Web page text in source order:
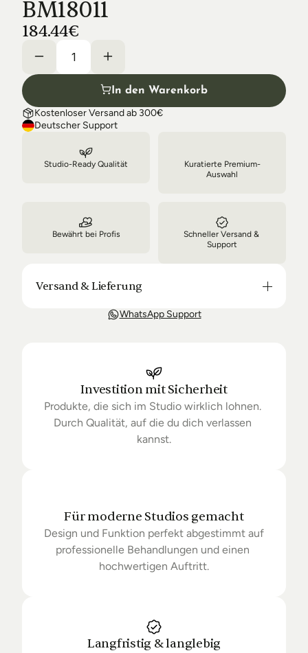
Shipping & Delivery
BM18011
184.44€
In den Warenkorb
Kostenloser Versand ab 300€
Deutscher Support
Studio-Ready Qualität
Kuratierte Premium-
Auswahl
Bewährt bei Profis
Schneller Versand &
Support
Versand & Lieferung
Unsere Lieferung ist in der Regel in 3-8 Tagen bei
Lieferung unter Umständen um einige Tage
verzögern.
WhatsApp Support
Investition mit Sicherheit
Produkte, die sich im Studio wirklich lohnen.
Durch Qualität, auf die du dich verlassen
kannst.
Für moderne Studios gemacht
Design und Funktion perfekt abgestimmt auf
professionelle Behandlungen und einen
hochwertigen Auftritt.
Langfristig & langlebig